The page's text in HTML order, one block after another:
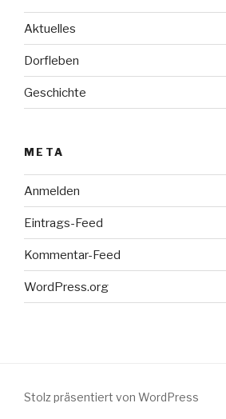
Aktuelles
Dorfleben
Geschichte
META
Anmelden
Eintrags-Feed
Kommentar-Feed
WordPress.org
Stolz präsentiert von WordPress